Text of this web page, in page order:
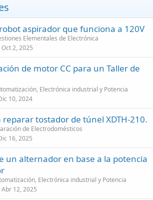
aspirador que funciona a 120V
Elementales de Electrónica
Oct 2, 2025
de motor CC para un Taller de
Electrónica industrial y Potencia
10, 2024
tostador de túnel XDTH-210.
de Electrodomésticos
16, 2025
un alternador en base a la potencia
Electrónica industrial y Potencia
Abr 12, 2025